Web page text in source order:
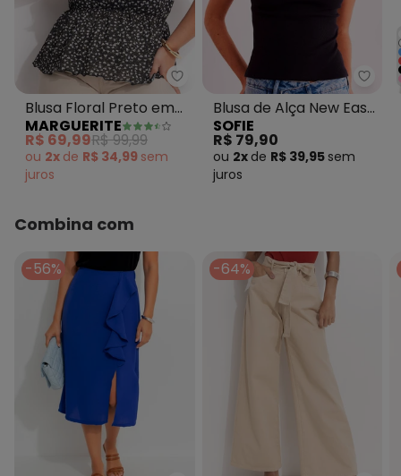
Marguerite - Blusa Floral Preto
Blusa Floral Preto em
Malha Crepe
MARGUERITE
R$ 69,99R$ 99,99
ou 2x de R$ 34,99 sem
juros
Blusa de Alça New Ease
em Ribana Preto
SOFIE
R$ 79,90
ou 2x de R$ 39,95 sem
juros
Combina com
-56% -64%